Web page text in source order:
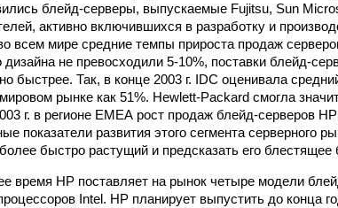
блейд-серверы, выпускаемые Fujitsu, Sun
активно включившихся в разработку и
всем мире средние темпы прироста продаж
дизайна не превосходили 5-10%, поставки блейд-
быстрее. Так, в конце 2003 г. IDC оценивала
рынке как 51%. Hewlett-Packard смогла
г. в регионе ЕМЕА рост продаж блейд-серверов
показатели развития этого сегмента серверного
быстро растущий и предсказать его
время НР поставляет на рынок четыре модели
Intel. НР планирует выпустить до конца